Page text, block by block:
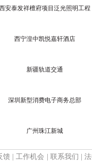
安泰发祥檀府项目泛光照明工程
西宁湟中凯悦嘉轩酒店
新疆轨道交通
深圳新型消费电子商务总部
广州珠江新城
馈 工作机会 联系我们